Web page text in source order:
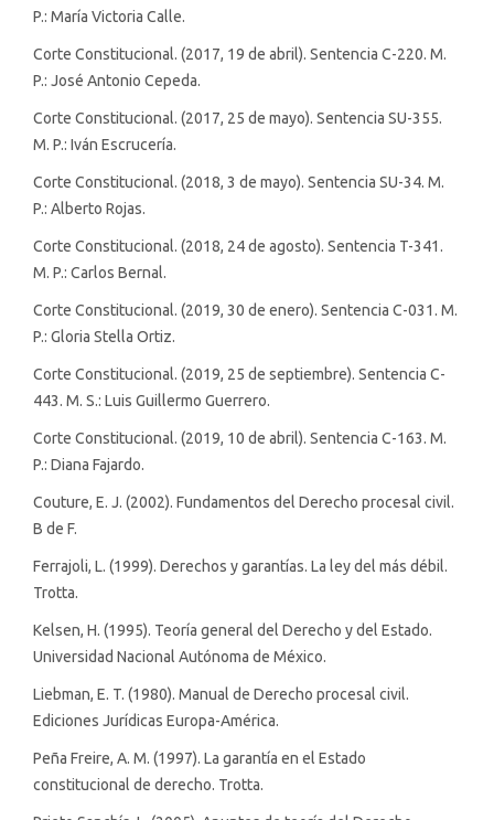
P.: María Victoria Calle.
Corte Constitucional. (2017, 19 de abril). Sentencia C-220. M.
P.: José Antonio Cepeda.
Corte Constitucional. (2017, 25 de mayo). Sentencia SU-355.
M. P.: Iván Escrucería.
Corte Constitucional. (2018, 3 de mayo). Sentencia SU-34. M.
P.: Alberto Rojas.
Corte Constitucional. (2018, 24 de agosto). Sentencia T-341.
M. P.: Carlos Bernal.
Corte Constitucional. (2019, 30 de enero). Sentencia C-031. M.
P.: Gloria Stella Ortiz.
Corte Constitucional. (2019, 25 de septiembre). Sentencia C-
443. M. S.: Luis Guillermo Guerrero.
Corte Constitucional. (2019, 10 de abril). Sentencia C-163. M.
P.: Diana Fajardo.
Couture, E. J. (2002). Fundamentos del Derecho procesal civil.
B de F.
Ferrajoli, L. (1999). Derechos y garantías. La ley del más débil.
Trotta.
Kelsen, H. (1995). Teoría general del Derecho y del Estado.
Universidad Nacional Autónoma de México.
Liebman, E. T. (1980). Manual de Derecho procesal civil.
Ediciones Jurídicas Europa-América.
Peña Freire, A. M. (1997). La garantía en el Estado
constitucional de derecho. Trotta.